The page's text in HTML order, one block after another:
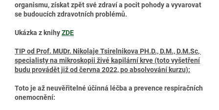
organismu, získat zpět své zdraví a pocit pohody a vyvarovat
se budoucích zdravotních problémů.
Ukázka z knihyZDE
TIP od Prof. MUDr. Nikolaje Tsirelnikova PH.D., D.M., D.M.Sc,
specialisty na mikroskopii živé kapilární krve(toto vyšetření
budu provádět již od června 2022, po absolvování kurzu):
Toto je až neuvěřitelné účinná léčba a prevence respiračních
onemocnění: